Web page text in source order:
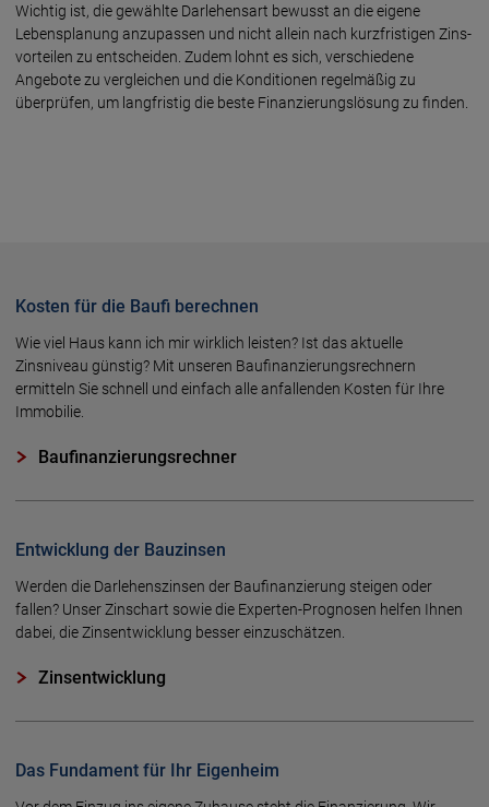
Wichtig ist, die gewählte Darlehens­art bewusst an die eigene
Lebens­planung anzupassen und nicht allein nach kurz­fristigen Zins­
vorteilen zu entscheiden. Zudem lohnt es sich, verschiedene
Angebote zu vergleichen und die Konditionen regelmäßig zu
überprüfen, um lang­fristig die beste Finanzierungs­lösung zu finden.
Kosten für die Baufi berechnen
Wie viel Haus kann ich mir wirklich leisten? Ist das aktuelle
Zinsniveau günstig? Mit unseren Baufinanzierungsrechnern
ermitteln Sie schnell und einfach alle anfallenden Kosten für Ihre
Immobilie.
Baufinanzierungsrechner
Entwicklung der Bauzinsen
Werden die Darlehenszinsen der Baufinanzierung steigen oder
fallen? Unser Zinschart sowie die Experten-Prognosen helfen Ihnen
dabei, die Zinsentwicklung besser einzuschätzen.
Zinsentwicklung
Das Fundament für Ihr Eigenheim